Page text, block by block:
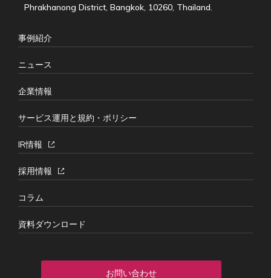
Phrakhanong District, Bangkok, 10260, Thailand.
事例紹介
ニュース
企業情報
サービス運用と規約・ポリシー
IR情報
採用情報
コラム
資料ダウンロード
お問い合わせ